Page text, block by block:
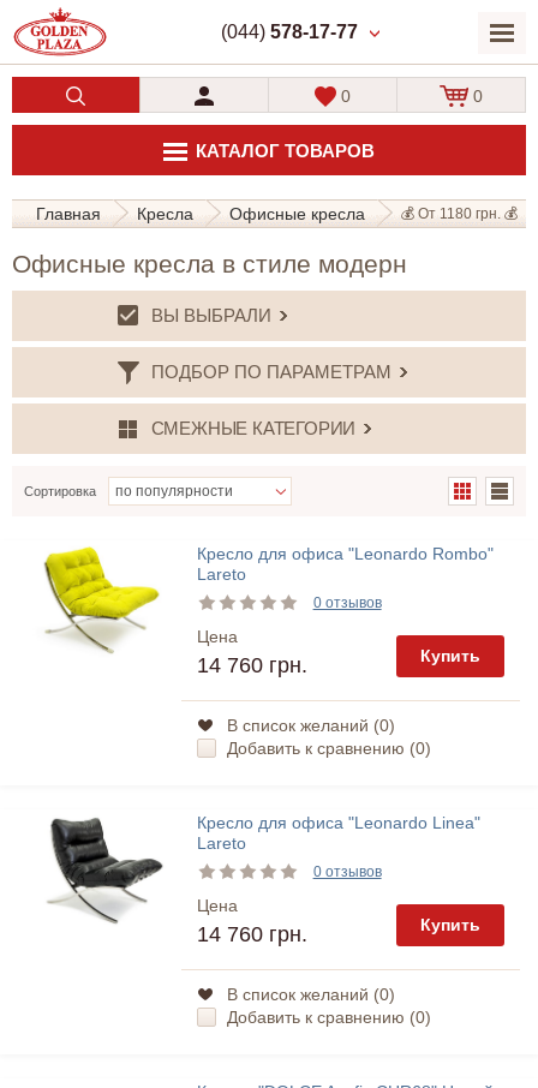
(044) 578-17-77
КАТАЛОГ ТОВАРОВ
0 0
Главная Кресла Офисные кресла 💰 От 1180 грн. 💰
Офисные кресла в стиле модерн
ВЫ ВЫБРАЛИ
ПОДБОР ПО ПАРАМЕТРАМ
СМЕЖНЫЕ КАТЕГОРИИ
Сортировка
Кресло для офиса "Leonardo Rombo"
Lareto
0 отзывов
Цена
14 760 грн. Купить
В список желаний (0)
Добавить к сравнению (0)
Кресло для офиса "Leonardo Linea"
Lareto
0 отзывов
Цена
14 760 грн. Купить
В список желаний (0)
Добавить к сравнению (0)